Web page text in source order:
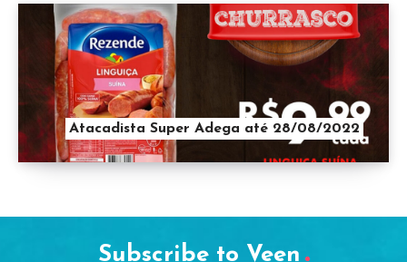
Atacadista Super Adega até 28/08/2022
Subscribe to Veen